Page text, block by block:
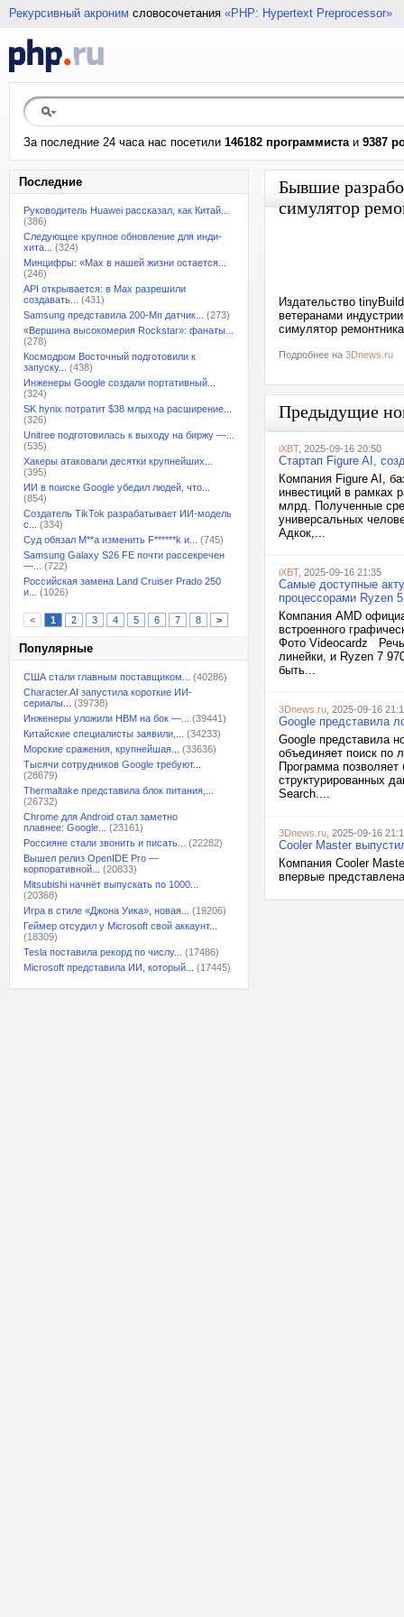
Рекурсивный акроним словосочетания «PHP: Hypertext Preprocessor»
За последние 24 часа нас посетили 146182 программистаи 9387
Последние
Руководитель Huawei рассказал, как Китай...
(386)
Следующее крупное обновление для инди-
хита...
(324)
Минцифры: «Max в нашей жизни остается...
(246)
API открывается: в Max разрешили
создавать...
(431)
Samsung представила 200-Мп датчик...
(273)
«Вершина высокомерия Rockstar»: фанаты...
(278)
Космодром Восточный подготовили к
запуску...
(438)
Инженеры Google создали портативный...
(324)
SK hynix потратит $38 млрд на расширение...
(326)
Unitree подготовилась к выходу на биржу —...
(535)
Хакеры атаковали десятки крупнейших...
(395)
ИИ в поиске Google убедил людей, что...
(854)
Создатель TikTok разрабатывает ИИ-модель
с...
(334)
Суд обязал M**a изменить F******k и...
(745)
Samsung Galaxy S26 FE почти рассекречен
—...
(722)
Российская замена Land Cruiser Prado 250
и...
(1026)
< 1 2 3 4 5 6 7 8 >
Популярные
США стали главным поставщиком...
(40286)
Character.AI запустила короткие ИИ-
сериалы...
(39738)
Инженеры уложили HBM на бок —...
(39441)
Китайские специалисты заявили,...
(34233)
Морские сражения, крупнейшая...
(33636)
Тысячи сотрудников Google требуют...
(28679)
Thermaltake представила блок питания,...
(26732)
Chrome для Android стал заметно
плавнее: Google...
(23161)
Россияне стали звонить и писать...
(22282)
Вышел релиз OpenIDE Pro —
корпоративной...
(20833)
Mitsubishi начнёт выпускать по 1000...
(20368)
Игра в стиле «Джона Уика», новая...
(19206)
Геймер отсудил у Microsoft свой аккаунт...
(18309)
Tesla поставила рекорд по числу...
(17486)
Microsoft представила ИИ, который...
(17445)
Бывшие
симулятор
Издательство
ветеранами
симулятор
Подробнее на 3Dnews.ru
Предыдущие
iXBT, 2025-09-16 20:50
Стартап Figure AI,
Компания Figure AI,
инвестиций в рамках
млрд. Полученные
универсальных
Адкок,...
iXBT, 2025-09-16 21:35
Самые доступные
процессорами Ryzen
Компания AMD
встроенного
Фото Videocardz Речь
линейки, и Ryzen 7
быть...
3Dnews.ru , 2025-09-16
Google представила
Google представила
объединяет поиск по
Программа
структурированных
Search....
3Dnews.ru , 2025-09-16
Cooler Master
Компания Cooler
впервые